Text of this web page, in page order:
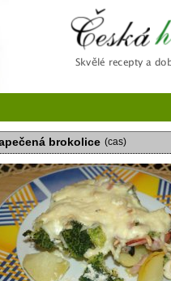
brokolice (cas)